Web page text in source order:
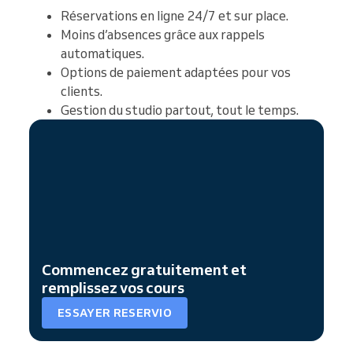
Réservations en ligne 24/7 et sur place.
Moins d’absences grâce aux rappels
automatiques.
Options de paiement adaptées pour vos
clients.
Gestion du studio partout, tout le temps.
Commencez gratuitement et
remplissez vos cours
ESSAYER RESERVIO